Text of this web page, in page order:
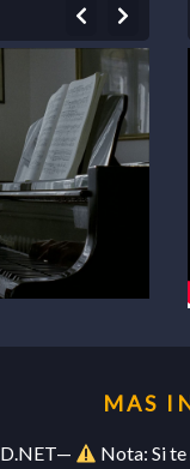
Previous
Nota: Si